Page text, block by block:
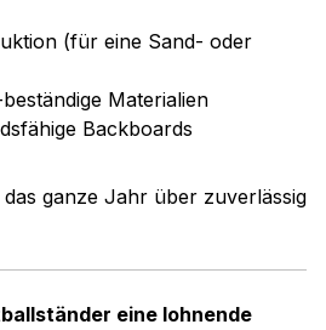
(für eine Sand- oder
Materialien
Backboards
ganze Jahr über zuverlässig
eine lohnende